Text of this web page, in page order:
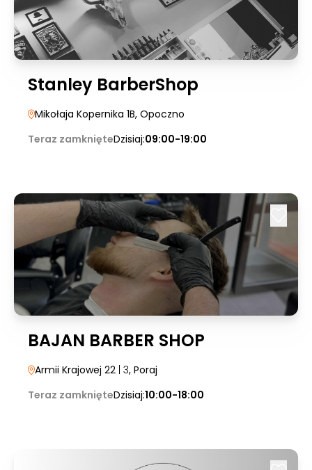
Stanley BarberShop
Mikołaja Kopernika 1B, Opoczno
Teraz zamknięteDzisiaj:09:00-19:00
BAJAN BARBER SHOP
Armii Krajowej 22 | 3, Poraj
Teraz zamknięteDzisiaj:10:00-18:00